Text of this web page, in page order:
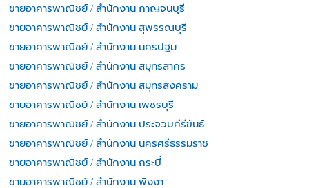
ขายอาคารพาณิชย์ / สำนักงาน กาญจนบุรี
ขายอาคารพาณิชย์ / สำนักงาน สุพรรณบุรี
ขายอาคารพาณิชย์ / สำนักงาน นครปฐม
ขายอาคารพาณิชย์ / สำนักงาน สมุทรสาคร
ขายอาคารพาณิชย์ / สำนักงาน สมุทรสงคราม
ขายอาคารพาณิชย์ / สำนักงาน เพชรบุรี
ขายอาคารพาณิชย์ / สำนักงาน ประจวบคีรีขันธ์
ขายอาคารพาณิชย์ / สำนักงาน นครศรีธรรมราช
ขายอาคารพาณิชย์ / สำนักงาน กระบี่
ขายอาคารพาณิชย์ / สำนักงาน พังงา